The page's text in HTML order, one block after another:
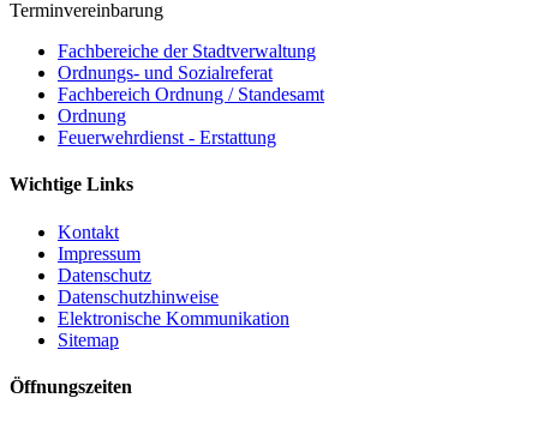
Terminvereinbarung
Fachbereiche der Stadtverwaltung
Ordnungs- und Sozialreferat
Fachbereich Ordnung / Standesamt
Ordnung
Feuerwehrdienst - Erstattung
Wichtige Links
Kontakt
Impressum
Datenschutz
Datenschutzhinweise
Elektronische Kommunikation
Sitemap
Öffnungszeiten